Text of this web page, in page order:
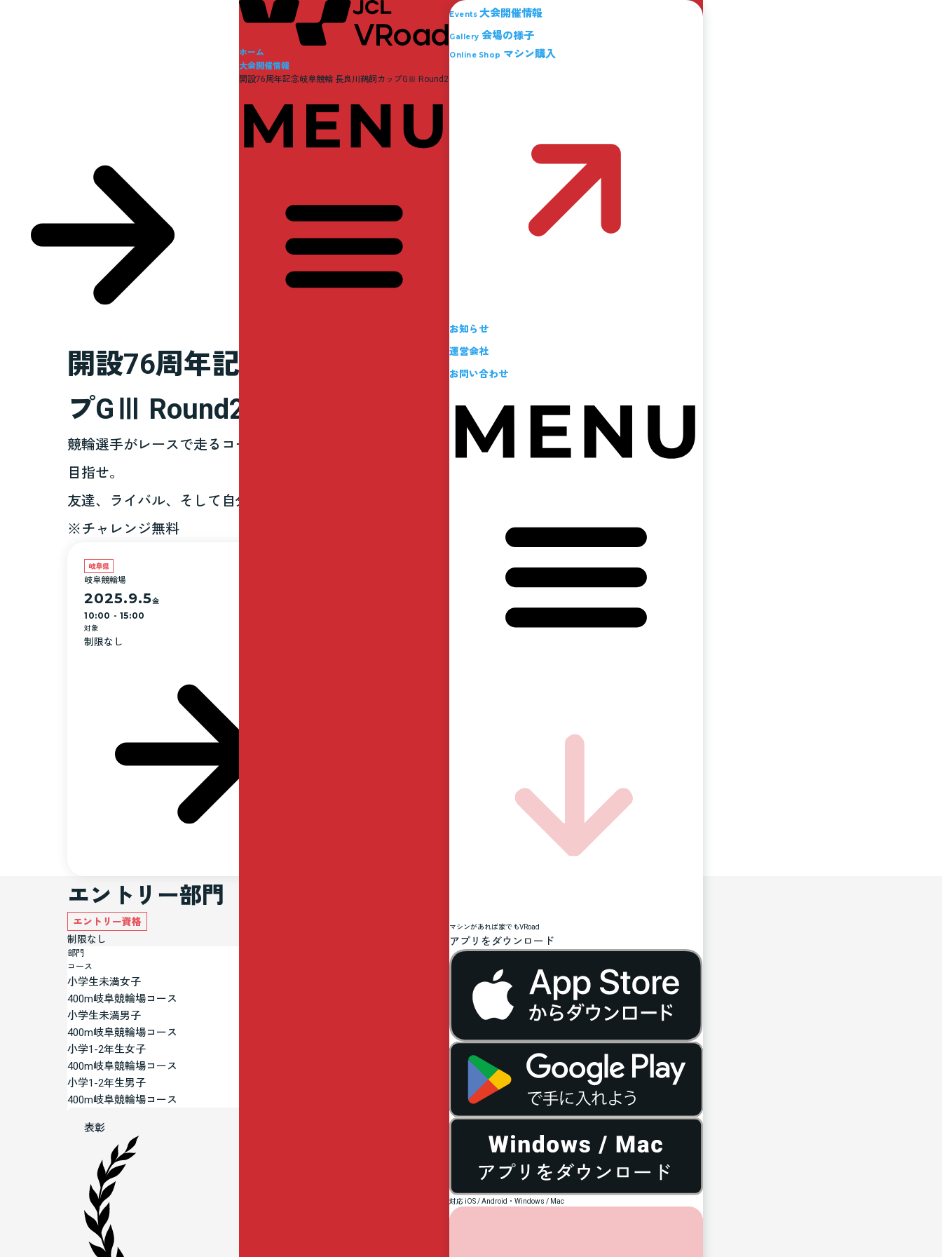
ホーム
大会開催情報
開設76周年記念岐阜競輪 長良川鵜飼カップGⅢ Round2
Events 大会開催情報
Gallery 会場の様子
Online Shop マシン購入
お知らせ
運営会社
お問い合わせ
マシンがあれば家でもVRoad
アプリをダウンロード
対応 iOS / Android・Windows / Mac
開設76周年記念岐阜競輪 長良川鵜飼カッ
プGⅢ Round2
競輪選手がレースで走るコースと同様の岐阜競輪場400mバンクを全力疾走！最速を
目指せ。
友達、ライバル、そして自分自身との激しいレース。勝利を掴むのは誰だ？
※チャレンジ無料
岐阜県
岐阜競輪場
2025.9.5金
10:00 - 15:00
対象
制限なし
エントリー部門
エントリー資格
制限なし
部門
コース
小学生未満女子
400m岐阜競輪場コース
小学生未満男子
400m岐阜競輪場コース
小学1-2年生女子
400m岐阜競輪場コース
小学1-2年生男子
400m岐阜競輪場コース
表彰